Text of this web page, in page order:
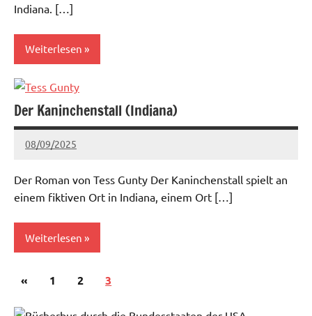
Indiana. […]
Weiterlesen
Archiv
Mittlerer
Westen
Der Kaninchenstall (Indiana)
08/09/2025
admin
Keine
Der Roman von Tess Gunty Der Kaninchenstall spielt an
einem fiktiven Ort in Indiana, einem Ort […]
Weiterlesen
Aktuell
Seitennummerierung
«Vorherige
1 2 3